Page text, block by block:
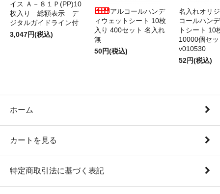
イス Ａ－８１Ｐ(PP)10
枚入り 総額表示 デ
ジタルガイドライン付
3,047円(税込)
アルコールハンデ
ィウェットシート 10枚
入り 400セット 名入れ
無
50円(税込)
名入れオリ
コールハン
トシート 10
10000個セ
v010530
52円(税込)
ホーム
カートを見る
特定商取引法に基づく表記